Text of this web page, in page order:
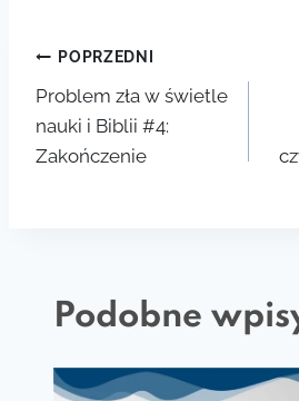
Nawigacja
wpisu
POPRZEDNI
Problem zła w świetle
nauki i Biblii #4:
Zakończenie
Podobne